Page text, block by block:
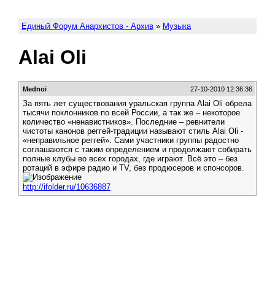
Единый Форум Анархистов - Архив » Музыка
Alai Oli
Mednoi 27-10-2010 12:36:36
За пять лет существования уральская группа Alai Oli обрела
тысячи поклонников по всей России, а так же – некоторое
количество «ненавистников». Последние – ревнители
чистоты канонов реггей-традиции называют стиль Alai Oli -
«неправильное реггей». Сами участники группы радостно
соглашаются с таким определением и продолжают собирать
полные клубы во всех городах, где играют. Всё это – без
ротаций в эфире радио и TV, без продюсеров и спонсоров.
http://ifolder.ru/10636887